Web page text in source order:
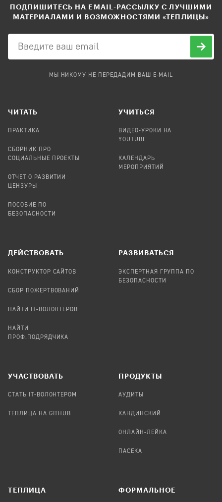
ПОДПИШИТЕСЬ НА EMAIL-РАССЫЛКУ С ЛУЧШИМИ
МАТЕРИАЛАМИ И ВОЗМОЖНОСТЯМИ «ТЕПЛИЦЫ»
МЫ НИКОМУ НЕ ПЕРЕДАДИМ ВАШ E-MAIL
ЧИТАТЬ
ПРАКТИКА
СБОРНИК ПРО
СОЦИАЛЬНЫЕ ПРОЕКТЫ
ОТЧЕТ О РАЗВИТИИ
ЦЕНЗУРЫ
ПОСОБИЕ ПО
БЕЗОПАСНОСТИ
УЧИТЬСЯ
ВИДЕО-УРОКИ НА
YOUTUBE
КАЛЕНДАРЬ
МЕРОПРИЯТИЙ
ДЕЙСТВОВАТЬ
КОНСТРУКТОР САЙТОВ
СБОР ПОЖЕРТВОВАНИЙ
НАЙТИ IT-ВОЛОНТЕРОВ
НАЙТИ
ПРОФ.ПОДРЯДЧИКА
РАЗВИВАТЬСЯ
ЭКСПЕРТНАЯ ГРУППА ПО
БЕЗОПАСНОСТИ
УЧАСТВОВАТЬ
СТАТЬ IT-ВОЛОНТЕРОМ
ТЕПЛИЦА НА GITHUB
ПРОДУКТЫ
АУДИТЫ
КАНДИНСКИЙ
ОНЛАЙН-ЛЕЙКА
ПАСЕКА
TЕПЛИЦА ФОРМАЛЬНОЕ